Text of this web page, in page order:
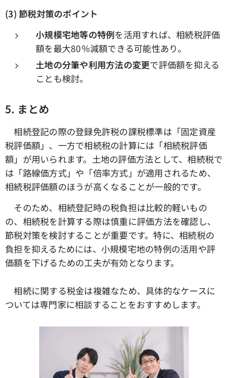
(3)節税対策のポイント
小規模宅地等の特例を活用すれば、相続税評価
額を最大80％減額できる可能性あり。
土地の分筆や利用方法の変更で評価額を抑える
ことも検討。
5. まとめ
相続登記の際の登録免許税の課税標準は「固定資産
税評価額」、一方で相続税の計算には「相続税評価
額」が用いられます。土地の評価方法として、相続税で
は「路線価方式」や「倍率方式」が適用されるため、
相続税評価額のほうが高くなることが一般的です。
そのため、相続登記時の税負担は比較的軽いもの
の、相続税を計算する際は慎重に評価方法を確認し、
節税対策を検討することが重要です。特に、相続税の
負担を抑えるためには、小規模宅地の特例の活用や評
価額を下げるための工夫が有効となります。
相続に関する税金は複雑なため、具体的なケースに
ついては専門家に相談することをおすすめします。